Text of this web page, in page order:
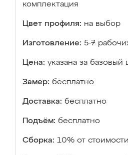
комплектация
Цвет профиля: на выбор
Изготовление: 5-7
Цена: указана за базовый
Замер: бесплатно
Доставка: бесплатно
Подъём: бесплатно
Сборка: 10% от